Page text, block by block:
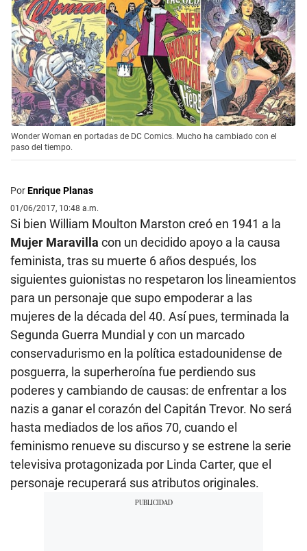
Wonder Woman en portadas de DC Comics. Mucho ha cambiado con el
paso del tiempo.
PorEnrique Planas
01/06/2017, 10:48 a.m.
Si bien William Moulton Marston creó en 1941 a la
Mujer Maravilla con un decidido apoyo a la causa
feminista, tras su muerte 6 años después, los
siguientes guionistas no respetaron los lineamientos
para un personaje que supo empoderar a las
mujeres de la década del 40. Así pues, terminada la
Segunda Guerra Mundial y con un marcado
conservadurismo en la política estadounidense de
posguerra, la superheroína fue perdiendo sus
poderes y cambiando de causas: de enfrentar a los
nazis a ganar el corazón del Capitán Trevor. No será
hasta mediados de los años 70, cuando el
feminismo renueve su discurso y se estrene la serie
televisiva protagonizada por Linda Carter, que el
personaje recuperará sus atributos originales.